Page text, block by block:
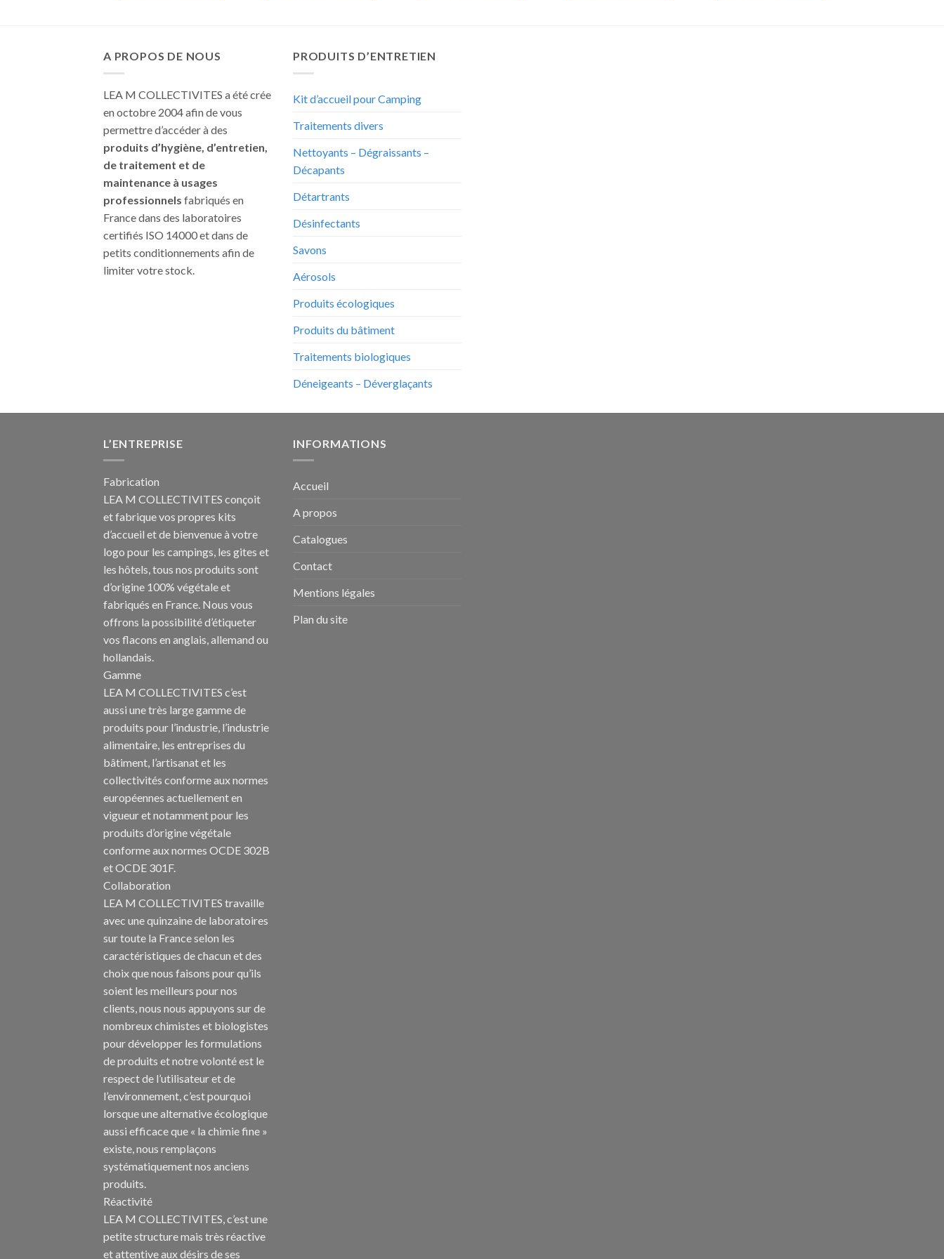
A PROPOS DE NOUS
LEA M COLLECTIVITES a été crée
en octobre 2004 afin de vous
permettre d’accéder à des
produits d’hygiène, d’entretien,
de traitement et de
maintenance à usages
professionnels fabriqués en
France dans des laboratoires
certifiés ISO 14000 et dans de
petits conditionnements afin de
limiter votre stock.
PRODUITS D’ENTRETIEN
Kit d’accueil pour Camping
Traitements divers
Nettoyants – Dégraissants –
Décapants
Détartrants
Désinfectants
Savons
Aérosols
Produits écologiques
Produits du bâtiment
Traitements biologiques
Déneigeants – Déverglaçants
L’ENTREPRISE
Fabrication
LEA M COLLECTIVITES conçoit
et fabrique vos propres kits
d’accueil et de bienvenue à votre
logo pour les campings, les gites et
les hôtels, tous nos produits sont
d’origine 100% végétale et
fabriqués en France. Nous vous
offrons la possibilité d’étiqueter
vos flacons en anglais, allemand ou
hollandais.
Gamme
LEA M COLLECTIVITES c’est
aussi une très large gamme de
produits pour l’industrie, l’industrie
alimentaire, les entreprises du
bâtiment, l’artisanat et les
collectivités conforme aux normes
européennes actuellement en
vigueur et notamment pour les
produits d’origine végétale
conforme aux normes OCDE 302B
et OCDE 301F.
Collaboration
LEA M COLLECTIVITES travaille
avec une quinzaine de laboratoires
sur toute la France selon les
caractéristiques de chacun et des
choix que nous faisons pour qu’ils
soient les meilleurs pour nos
clients, nous nous appuyons sur de
nombreux chimistes et biologistes
pour développer les formulations
de produits et notre volonté est le
respect de l’utilisateur et de
l’environnement, c’est pourquoi
lorsque une alternative écologique
aussi efficace que « la chimie fine »
existe, nous remplaçons
systématiquement nos anciens
produits.
Réactivité
LEA M COLLECTIVITES, c’est une
petite structure mais très réactive
et attentive aux désirs de ses
INFORMATIONS
Accueil
A propos
Catalogues
Contact
Mentions légales
Plan du site